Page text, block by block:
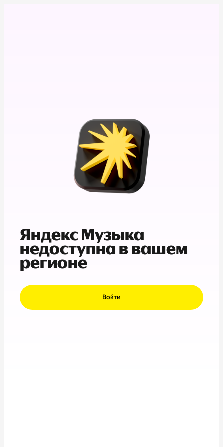
Яндекс Музыка
недоступна в вашем
регионе
Войти